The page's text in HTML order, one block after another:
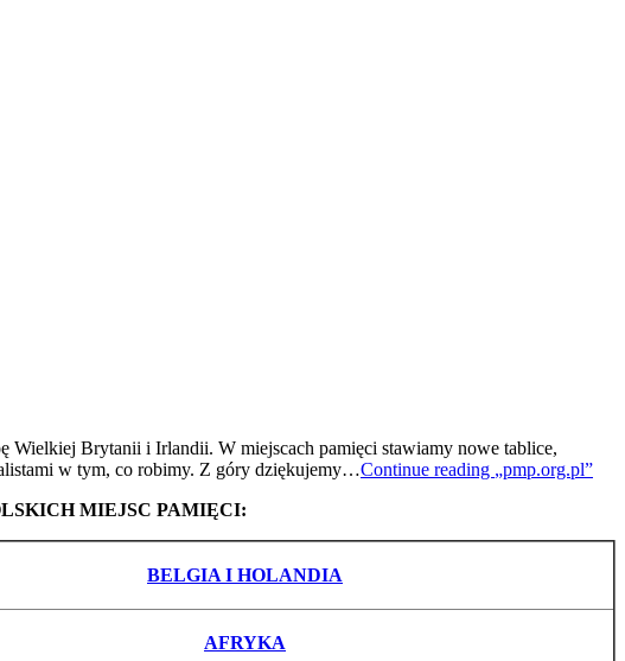
Wielkiej Brytanii i Irlandii. W miejscach pamięci stawiamy nowe tablice,
w tym, co robimy. Z góry dziękujemy…Continue reading „pmp.org.pl”
MIEJSC PAMIĘCI:
BELGIA I HOLANDIA
AFRYKA